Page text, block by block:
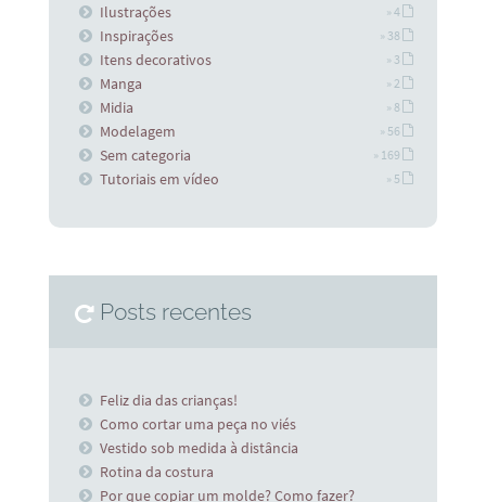
Ilustrações » 4
Inspirações » 38
Itens decorativos » 3
Manga » 2
Midia » 8
Modelagem » 56
Sem categoria » 169
Tutoriais em vídeo » 5
Posts recentes
Feliz dia das crianças!
Como cortar uma peça no viés
Vestido sob medida à distância
Rotina da costura
Por que copiar um molde? Como fazer?